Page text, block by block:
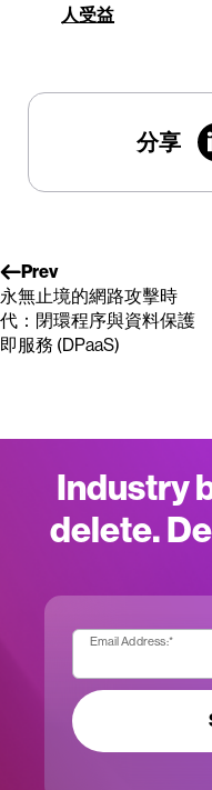
人受益
分享
Prev
永無止境的網路攻擊時
代：閉環程序與資料保護
即服務 (DPaaS)
Industry
delete.
Email Address:*